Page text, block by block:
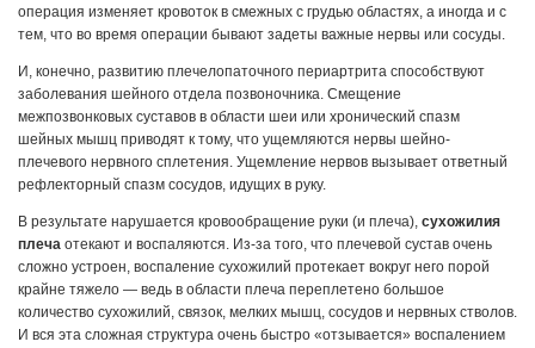
операция изменяет кровоток в смежных с грудью областях, а иногда и с
тем, что во время операции бывают задеты важные нервы или сосуды.
И, конечно, развитию плечелопаточного периартрита способствуют
заболевания шейного отдела позвоночника. Смещение
межпозвонковых суставов в области шеи или хронический спазм
шейных мышц приводят к тому, что ущемляются нервы шейно-
плечевого нервного сплетения. Ущемление нервов вызывает ответный
рефлекторный спазм сосудов, идущих в руку.
В результате нарушается кровообращение руки (и плеча), сухожилия
плеча отекают и воспаляются. Из-за того, что плечевой сустав очень
сложно устроен, воспаление сухожилий протекает вокруг него порой
крайне тяжело — ведь в области плеча переплетено большое
количество сухожилий, связок, мелких мышц, сосудов и нервных стволов.
И вся эта сложная структура очень быстро «отзывается» воспалением